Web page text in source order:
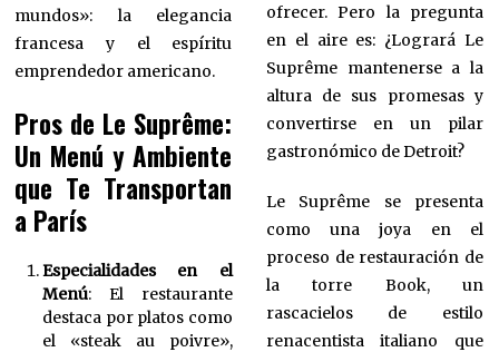
mundos»: la elegancia
francesa y el espíritu
emprendedor americano.
Pros de Le Suprême:
Un Menú y Ambiente
que Te Transportan
a París
Especialidades en el
Menú: El restaurante
destaca por platos como
el «steak au poivre»,
ofrecer. Pero la pregunta
en el aire es: ¿Logrará Le
Suprême mantenerse a la
altura de sus promesas y
convertirse en un pilar
gastronómico de Detroit?
Le Suprême se presenta
como una joya en el
proceso de restauración de
la torre Book, un
rascacielos de estilo
renacentista italiano que